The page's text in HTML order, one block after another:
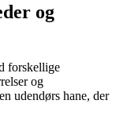
og
forskellige
og
udendørs hane, der